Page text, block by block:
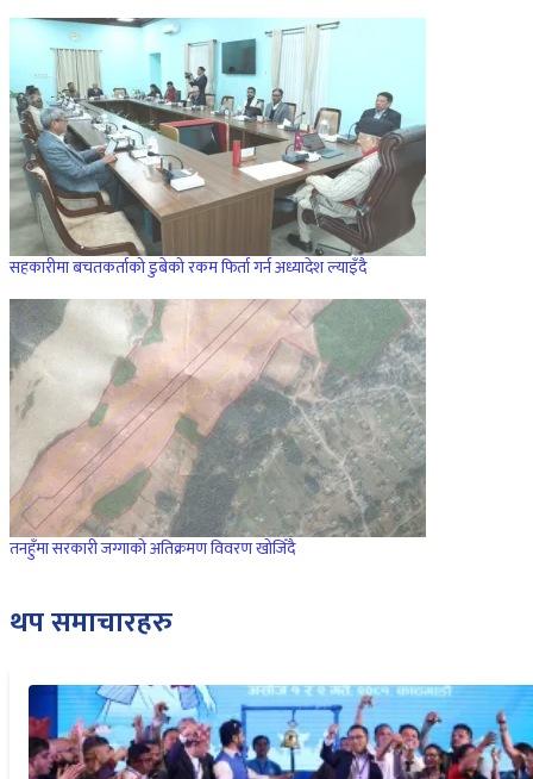
सहकारीमा बचतकर्ताको डुबेको रकम फिर्ता गर्न अध्यादेश ल्याइँदै
तनहुँमा सरकारी जग्गाको अतिक्रमण विवरण खोजिँदै
थप समाचारहरु